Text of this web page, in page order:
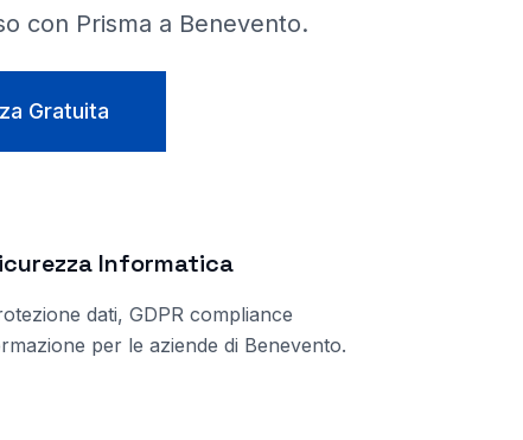
con Prisma a Benevento.
Gratuita
Informatica
dati, GDPR compliance
per le aziende di Benevento.